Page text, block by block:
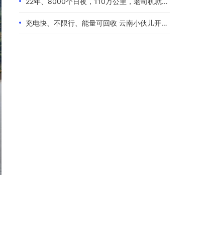
充电快、不限行、能量可回收 云南小伙儿开着现代泓图EV放心跑烂路